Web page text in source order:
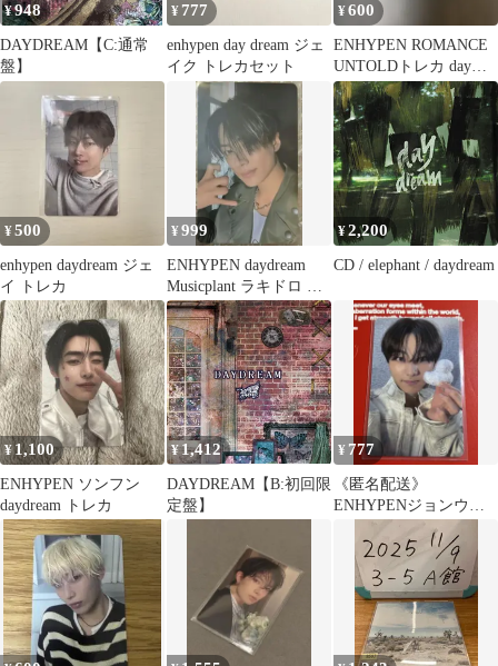
¥948
DAYDREAM【C:通常
盤】
¥ 777
enhypen day dream ジェ
イク トレカセット
¥600
ENHYPEN ROMANCE
UNTOLDトレカ day
dream ソヌ
¥500
enhypen daydream ジェ
イ トレカ
¥999
ENHYPEN daydream
Musicplant ラキドロ ジ
ェイ
¥2,200
CD / elephant / daydream
¥ 1,100
ENHYPEN ソンフン
daydream トレカ
¥1,412
DAYDREAM【B:初回限
定盤】
¥ 777
《匿名配送》
ENHYPENジョンウォ
ン daydream トレカ